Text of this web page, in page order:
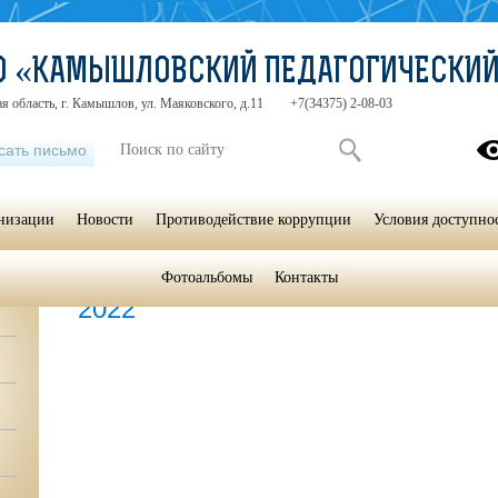
2022
2022
«КАМЫШЛОВСКИЙ
область, г. Камышлов, ул. Маяковского, д.11 +7(34375) 2-08-03
письмо
Новости Противодействие коррупции Условия
Фотоальбомы Контакты